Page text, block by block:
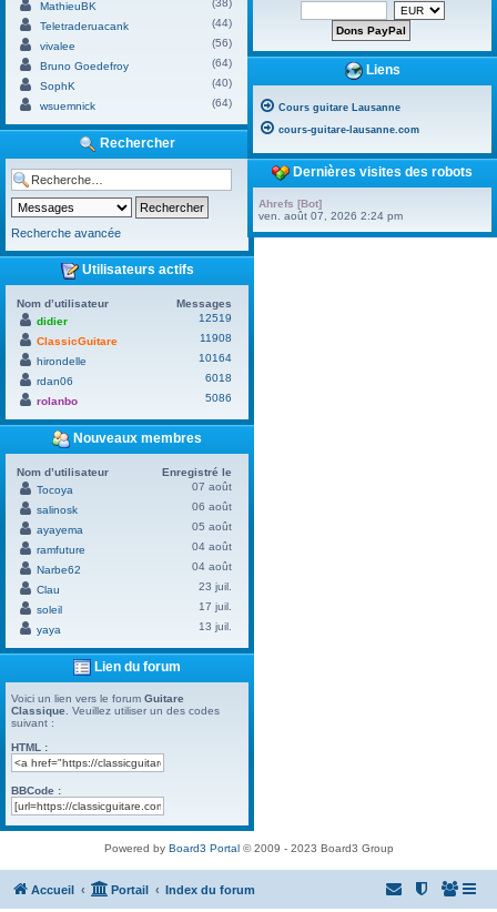
MathieuBK
Teletraderuacank
(44)
vivalee
(56)
Bruno Goedefroy
(64)
SophK
(40)
wsuemnick
(64)
Rechercher
Recherche avancée
Utilisateurs actifs
Nom d’utilisateur
Messages
didier
12519
ClassicGuitare
11908
hirondelle
10164
rdan06
6018
rolanbo
5086
Nouveaux membres
Nom d’utilisateur
Enregistré le
Tocoya
07 août
salinosk
06 août
ayayema
05 août
ramfuture
04 août
Narbe62
04 août
Clau
23 juil.
soleil
17 juil.
yaya
13 juil.
Lien du forum
Voici un lien vers le forum Guitare
Classique . Veuillez utiliser un des codes
suivant :
HTML :
BBCode :
Liens
Cours guitare Lausanne
cours-guitare-lausanne.com
Dernières visites des robots
Ahrefs [Bot]
ven. août 07, 2026 2:24 pm
Powered by Board3 Portal© 2009 - 2023 Board3 Group
Accueil Portail Index du forum